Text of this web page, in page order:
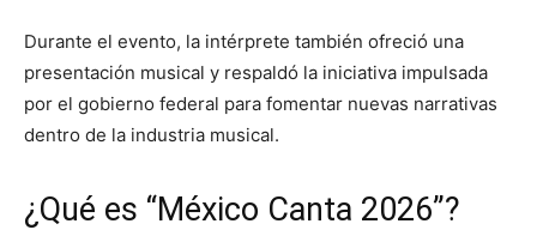
Durante el evento, la intérprete también ofreció una
presentación musical y respaldó la iniciativa impulsada
por el gobierno federal para fomentar nuevas narrativas
dentro de la industria musical.
¿Qué es “México Canta 2026”?